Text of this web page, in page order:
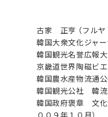
古家 正亨 （フルヤ
韓国大衆文化ジャ
韓国観光名誉広報大
京畿道世界陶磁ビ
韓国農水産物流通
韓国観光公社 韓
韓国政府褒章 文化